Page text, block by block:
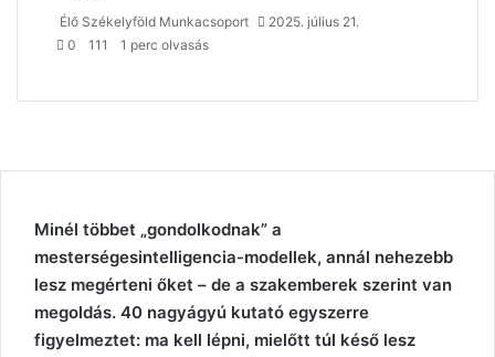
Élő Székelyföld Munkacsoport
2025. július 21.
0
111 1 perc olvasás
Minél többet „gondolkodnak” a
mesterségesintelligencia-modellek, annál nehezebb
lesz megérteni őket – de a szakemberek szerint van
megoldás. 40 nagyágyú kutató egyszerre
figyelmeztet: ma kell lépni, mielőtt túl késő lesz